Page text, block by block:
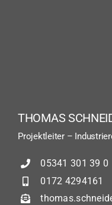
THOMAS
Projektleiter –
05341 301 39 0
0172 4294161